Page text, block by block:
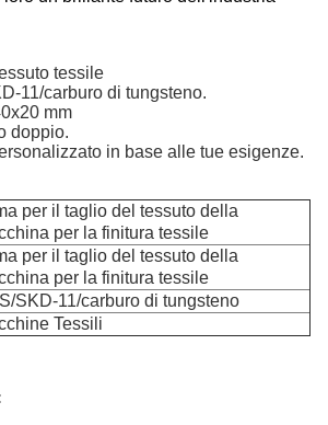
tessile
11/carburo di tungsteno.
mm
doppio.
in base alle tue esigenze.
per il taglio del tessuto della
per la finitura tessile
per il taglio del tessuto della
per la finitura tessile
SKD-11/carburo di tungsteno
Tessili